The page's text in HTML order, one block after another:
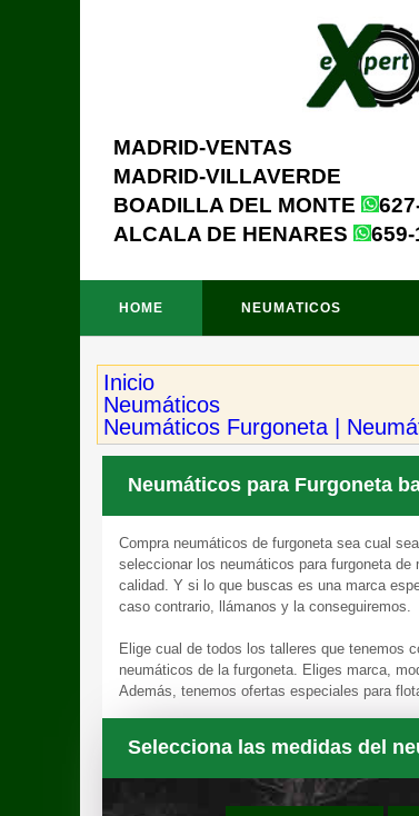
MADRID-VENTAS
MADRID-VILLAVERDE
BOADILLA DEL MONTE
ALCALA DE HENARES
659-
HOME NEUMATICOS
Inicio
Neumáticos
Neumáticos Furgoneta |
Neumáticos para Furgoneta
Compra neumáticos de furgoneta sea cual
seleccionar los neumáticos para furgoneta
calidad. Y si lo que buscas es una marca
caso contrario, llámanos y la conseguiremos.
Elige cual de todos los talleres que tenemos
neumáticos de la furgoneta. Eliges marca,
Además, tenemos ofertas especiales para
Selecciona las medidas del